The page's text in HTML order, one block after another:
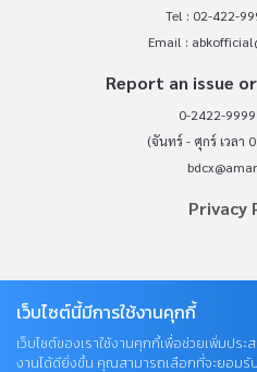
Tel : 02-422-
Email :
Report an issue
0-2422-
(จันทร์ - ศุกร์ เวลา
Privacy
OUR
เว็บไซต์นี้มีการใช้งานคุกกี้
เว็บไซต์ของเราใช้งานคุกกี้เพื่อช่วยเพิ่มปร
งานได้ดียิ่งขึ้น คุณสามารถเลือกที่จะยอมรั